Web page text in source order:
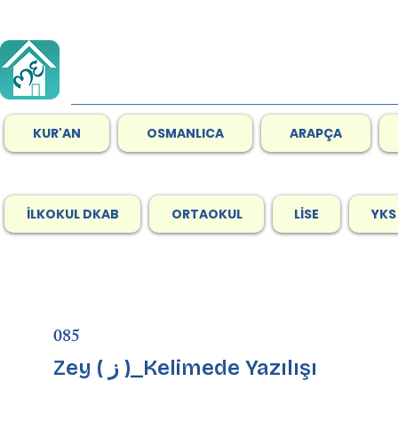
KUR'AN OSMANLICA ARAPÇA
İLKOKUL DKAB ORTAOKUL LİSE
085
Zey ( ز )_Kelimede Yazılışı